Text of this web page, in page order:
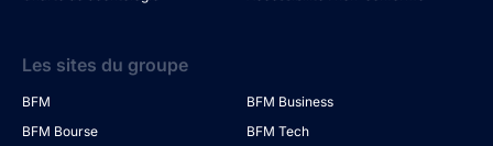
Les sites du groupe
BFM
BFM Business
BFM Bourse
BFM Tech